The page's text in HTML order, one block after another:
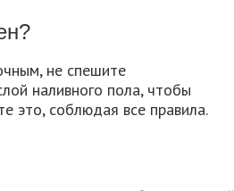
не спешите
наливного пола, чтобы
это, соблюдая все правила.